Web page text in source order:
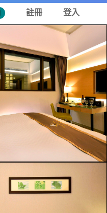
註冊 登入